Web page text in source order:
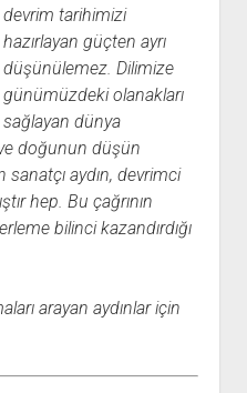
devrim tarihimizi
hazırlayan güçten ayrı
düşünülemez. Dilimize
günümüzdeki olanakları
sağlayan dünya
doğunun düşün
aydın, devrimci
hep. Bu çağrının
bilinci kazandırdığı
arayan aydınlar için